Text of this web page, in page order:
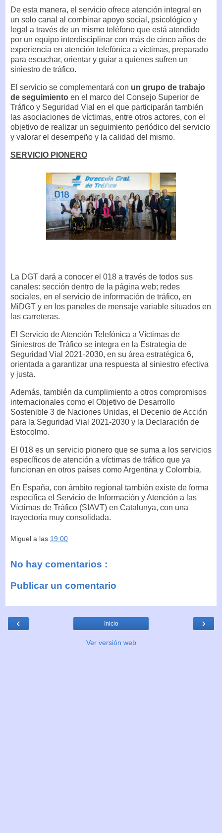
De esta manera, el servicio ofrece atención integral en
un solo canal al combinar apoyo social, psicológico y
legal a través de un mismo teléfono que está atendido
por un equipo interdisciplinar con más de cinco años de
experiencia en atención telefónica a víctimas, preparado
para escuchar, orientar y guiar a quienes sufren un
siniestro de tráfico.
El servicio se complementará con un grupo de trabajo
de seguimiento en el marco del Consejo Superior de
Tráfico y Seguridad Vial en el que participarán también
las asociaciones de víctimas, entre otros actores, con el
objetivo de realizar un seguimiento periódico del servicio
y valorar el desempeño y la calidad del mismo.
SERVICIO PIONERO
La DGT dará a conocer el 018 a través de todos sus
canales: sección dentro de la página web; redes
sociales, en el servicio de información de tráfico, en
MiDGT y en los paneles de mensaje variable situados en
las carreteras.
El Servicio de Atención Telefónica a Víctimas de
Siniestros de Tráfico se integra en la Estrategia de
Seguridad Vial 2021-2030, en su área estratégica 6,
orientada a garantizar una respuesta al siniestro efectiva
y justa.
Además, también da cumplimiento a otros compromisos
internacionales como el Objetivo de Desarrollo
Sostenible 3 de Naciones Unidas, el Decenio de Acción
para la Seguridad Vial 2021-2030 y la Declaración de
Estocolmo.
El 018 es un servicio pionero que se suma a los servicios
específicos de atención a víctimas de tráfico que ya
funcionan en otros países como Argentina y Colombia.
En España, con ámbito regional también existe de forma
específica el Servicio de Información y Atención a las
Víctimas de Tráfico (SIAVT) en Catalunya, con una
trayectoria muy consolidada.
Miguel a las 19:00
No hay comentarios :
Publicar un comentario
‹ ›
Inicio
Ver versión web